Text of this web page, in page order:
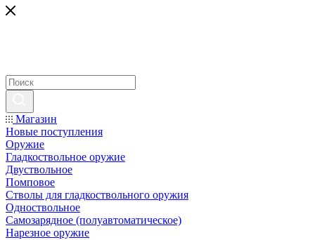
Магазин
Новые поступления
Оружие
Гладкоствольное оружие
Двуствольное
Помповое
Стволы для гладкоствольного оружия
Одноствольное
Самозарядное (полуавтоматическое)
Нарезное оружие